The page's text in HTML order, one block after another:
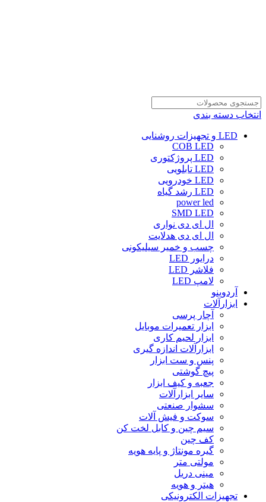
انتخاب دسته بندی
LED و تجهیزات روشنایی
COB LED
LED پروژکتوری
LED تابلویی
LED خودرویی
LED رشد گیاه
power led
SMD LED
ال ای دی نواری
ال ای دی هدلایت
چسب و خمیر سیلیکونی
درایور LED
فلاشر LED
لامپ LED
آردوینو
ابزارآلات
آچار پرسی
ابزار تعمیرات موبایل
ابزار لحیم کاری
ابزارآلات اندازه گیری
پنس و ست ابزار
پیچ گوشتی
جعبه و کیف ابزار
سایر ابزارآلات
سشوار صنعتی
سوکت و فیش آلات
سیم چین و کابل لخت کن
کف چین
گیره مونتاژ و پایه هویه
مولتی متر
مینی دریل
هیتر و هویه
تجهیزات الکترونیکی